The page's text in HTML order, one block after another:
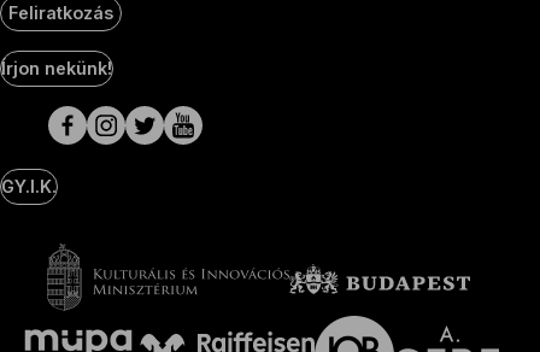
Feliratkozás
Social
Media
oldalak
Írjon nekünk!
GY.I.K.